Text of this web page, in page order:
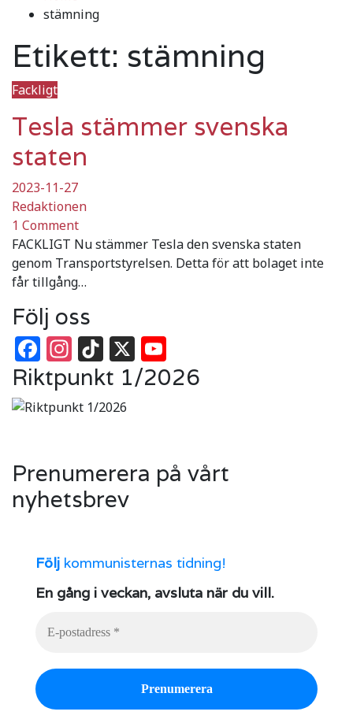
stämning
Etikett: stämning
Fackligt
Tesla stämmer svenska
staten
2023-11-27
Redaktionen
1 Comment
FACKLIGT Nu stämmer Tesla den svenska staten
genom Transportstyrelsen. Detta för att bolaget inte
får tillgång…
Följ oss
Facebook
Instagram
TikTok
X
Riktpunkt 1/2026
Prenumerera på vårt
nyhetsbrev
Följ kommunisternas tidning!
En gång i veckan, avsluta när du vill.